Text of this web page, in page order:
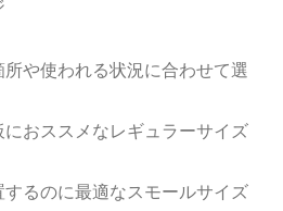
や使われる状況に合わせて選
おススメなレギュラーサイズ
るのに最適なスモールサイズ